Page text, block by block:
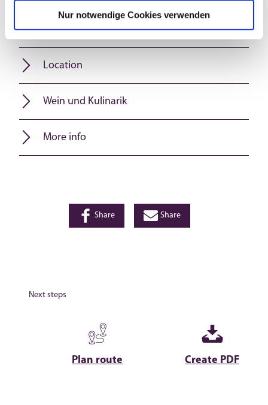
Nur notwendige Cookies verwenden
Payment methods
Location
Wein und Kulinarik
More info
Share Share
Next steps
Plan route Create PDF